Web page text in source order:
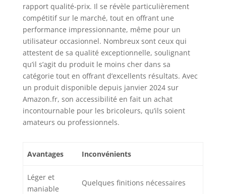
rapport qualité-prix. Il se révèle particulièrement
compétitif sur le marché, tout en offrant une
performance impressionnante, même pour un
utilisateur occasionnel. Nombreux sont ceux qui
attestent de sa qualité exceptionnelle, soulignant
qu’il s’agit du produit le moins cher dans sa
catégorie tout en offrant d’excellents résultats. Avec
un produit disponible depuis janvier 2024 sur
Amazon.fr, son accessibilité en fait un achat
incontournable pour les bricoleurs, qu’ils soient
amateurs ou professionnels.
Avantages Inconvénients
Léger et
maniable
Quelques finitions nécessaires